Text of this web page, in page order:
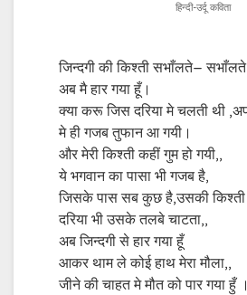
हिन्दी-उर्दू कविता
जिन्दगी की किश्ती सभाँलते–
अब मै हार गया हूँ।
क्या करू जिस दरिया मे चलती थी
मे ही गजब तुफान आ गयी।
और मेरी किश्ती कहीं गुम हो गयी,,
ये भगवान का पासा भी गजब है,
जिसके पास सब कुछ है,उसकी किश्ती
दरिया भी उसके तलबे चाटता,,
अब जिन्दगी से हार गया हूँ
आकर थाम ले कोई हाथ मेरा मौला,,
जीने की चाहत मे मौत को पार गया हुँ ।